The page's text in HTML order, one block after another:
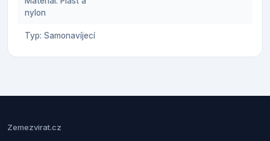
nylon
Typ: Samonavíjecí
Zemezvirat.cz